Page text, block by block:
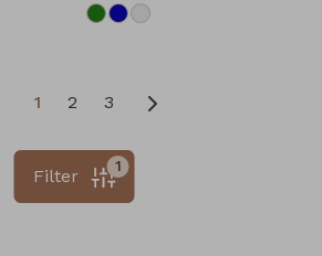
1 2 3
1
Filter